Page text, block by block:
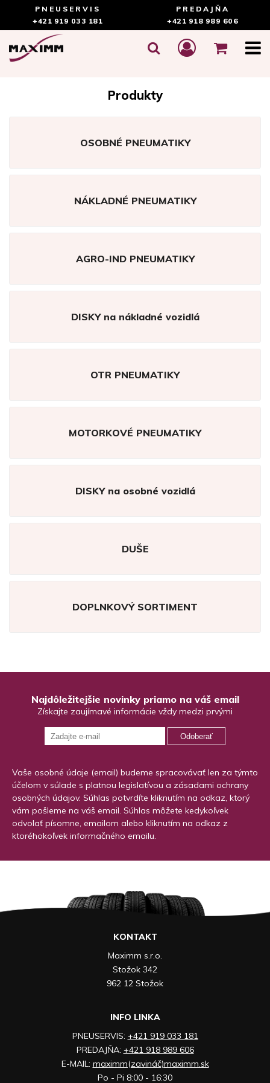
PNEUSERVIS
+421 919 033 181
PREDAJŇA
+421 918 989 606
Produkty
OSOBNÉ PNEUMATIKY
NÁKLADNÉ PNEUMATIKY
AGRO-IND PNEUMATIKY
DISKY na nákladné vozidlá
OTR PNEUMATIKY
MOTORKOVÉ PNEUMATIKY
DISKY na osobné vozidlá
DUŠE
DOPLNKOVÝ SORTIMENT
Najdôležitejšie novinky priamo na váš email
Získajte zaujímavé informácie vždy medzi prvými
Odoberať
Vaše osobné údaje (email) budeme spracovávať len za týmto
účelom v súlade s platnou legislatívou a zásadami ochrany
osobných údajov. Súhlas potvrdíte kliknutím na odkaz, ktorý
vám pošleme na váš email. Súhlas môžete kedykoľvek
odvolať písomne, emailom alebo kliknutím na odkaz z
ktoréhokoľvek informačného emailu.
KONTAKT
Maximm s.r.o.
Stožok 342
962 12 Stožok
INFO LINKA
PNEUSERVIS: +421 919 033 181
PREDAJŇA: +421 918 989 606
E-MAIL: maximm(zavináč)maximm.sk
Po - Pi 8:00 - 16:30